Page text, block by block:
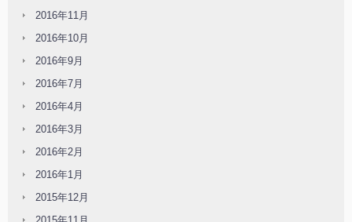
2016年11月
2016年10月
2016年9月
2016年7月
2016年4月
2016年3月
2016年2月
2016年1月
2015年12月